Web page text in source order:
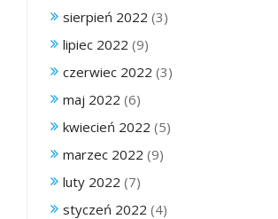
sierpień 2022 (3)
lipiec 2022 (9)
czerwiec 2022 (3)
maj 2022 (6)
kwiecień 2022 (5)
marzec 2022 (9)
luty 2022 (7)
styczeń 2022 (4)